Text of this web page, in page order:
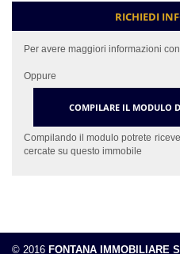
RICHIEDI
Per avere maggiori informazioni
Oppure
COMPILARE IL MODULO
Compilando il modulo potrete
cercate su questo immobile
© 2016 FONTANA IMMOBILIARE